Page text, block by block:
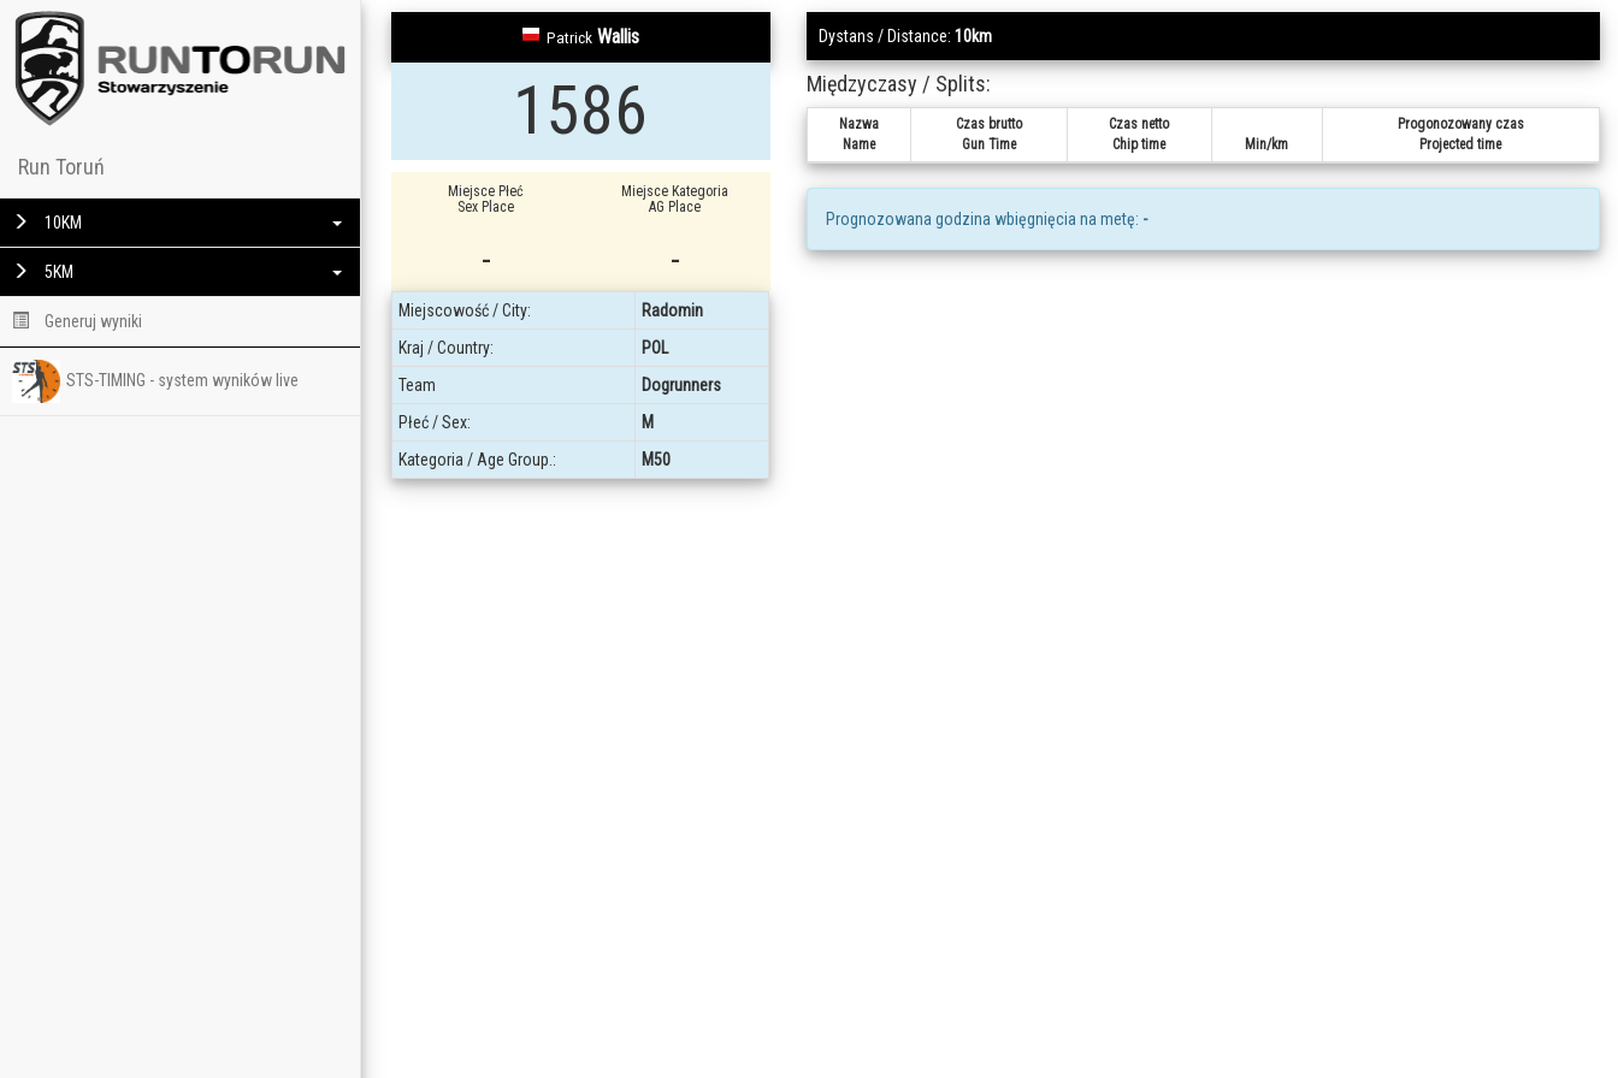
Run Toruń
10KM
5KM
Generuj wyniki
STS-TIMING - system wyników live
Patrick Wallis
1586
Miejsce Płeć
Sex Place
-
Miejsce Kategoria
AG Place
-
Miejscowość / City:
Radomin
Kraj / Country:
POL
Team
Dogrunners
Płeć / Sex:
M
Kategoria / Age Group.:
M50
Dystans / Distance: 10km
Międzyczasy / Splits:
Nazwa
Name
Czas brutto
Gun Time
Czas netto
Chip time
Min/km
Progonozowany czas
Projected time
Prognozowana godzina wbięgnięcia na metę: -